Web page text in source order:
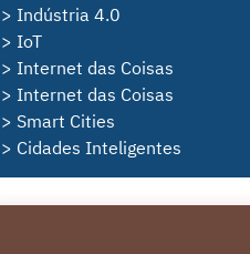
> Indústria 4.0
> IoT
> Internet das Coisas
> Internet das Coisas
> Smart Cities
> Cidades Inteligentes